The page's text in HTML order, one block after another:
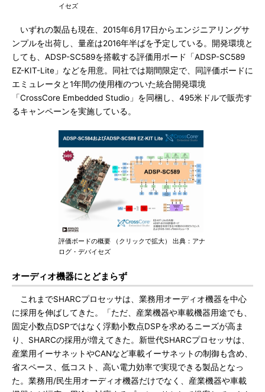
イセズ
いずれの製品も現在、2015年6月17日からエンジニアリングサ
ンプルを出荷し、量産は2016年半ばを予定している。開発環境と
しても、ADSP-SC589を搭載する評価用ボード「ADSP-SC589
EZ-KIT-Lite」などを用意。同社では期間限定で、同評価ボードに
エミュレータと1年間の使用権のついた統合開発環境
「CrossCore Embedded Studio」を同梱し、495米ドルで販売す
るキャンペーンを実施している。
評価ボードの概要 （クリックで拡大） 出典：アナ
ログ・デバイセズ
オーディオ機器にとどまらず
これまでSHARCプロセッサは、業務用オーディオ機器を中心
に採用を伸ばしてきた。「ただ、産業機器や車載機器用途でも、
固定小数点DSPではなく浮動小数点DSPを求めるニーズが高ま
り、SHARCの採用が増えてきた。新世代SHARCプロセッサは、
産業用イーサネットやCANなど車載イーサネットの制御も含め、
省スペース、低コスト、高い電力効率で実現できる製品となっ
た。業務用/民生用オーディオ機器だけでなく、産業機器や車載